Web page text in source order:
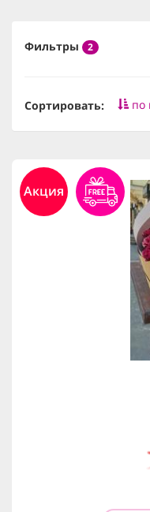
Фильтры 2
Сортировать: по
Акция